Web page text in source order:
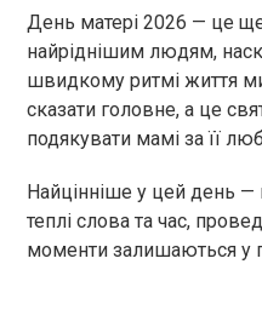
День матері 2026 — це
найріднішим людям,
швидкому ритмі життя
сказати головне, а це
подякувати мамі за її
Найцінніше у цей день —
теплі слова та час,
моменти залишаються у